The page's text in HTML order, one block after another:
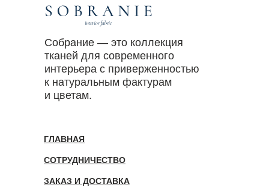
Собрание — это коллекция
тканей для современного
интерьера с приверженностью
к натуральным фактурам
и цветам.
ГЛАВНАЯ
СОТРУДНИЧЕСТВО
ЗАКАЗ И ДОСТАВКА